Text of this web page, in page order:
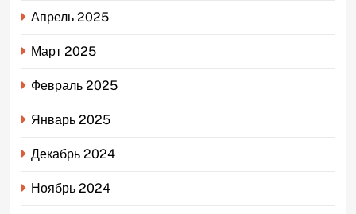
Апрель 2025
Март 2025
Февраль 2025
Январь 2025
Декабрь 2024
Ноябрь 2024